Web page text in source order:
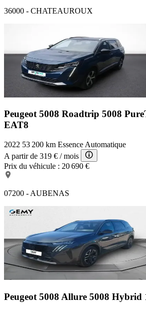
36000 - CHATEAUROUX
Peugeot 5008 Roadtrip 5008
EAT8
2022 53 200 km Essence Automatique
A partir de 319 € / mois
Prix du véhicule : 20 690 €
07200 - AUBENAS
Peugeot 5008 Allure 5008 Hybrid